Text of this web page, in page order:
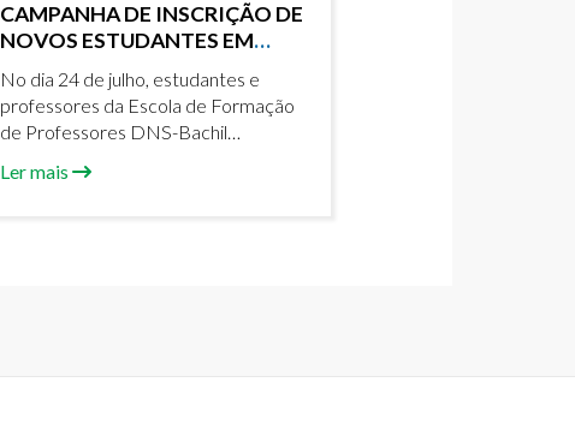
CAMPANHA DE INSCRIÇÃO DE
NOVOS ESTUDANTES EM
CANCHUNGO
No dia 24 de julho, estudantes e
professores da Escola de Formação
de Professores DNS-Bachil
inscrição em Canchungo, região de
Ler mais